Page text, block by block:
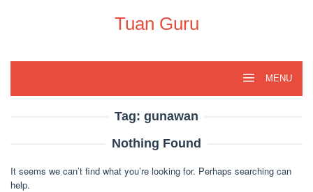
Tuan Guru
MENU
Tag: gunawan
Nothing Found
It seems we can’t find what you’re looking for. Perhaps searching can
help.